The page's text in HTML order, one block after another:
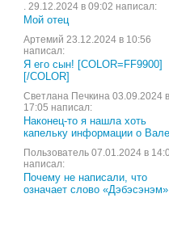
. 29.12.2024 в 09:02 написал:
Мой отец
Артемий 23.12.2024 в 10:56
написал:
Я его сын! [COLOR=FF9900]
[/COLOR]
Светлана Печкина 03.09.2024 в
17:05 написал:
Наконец-то я нашла хоть
капельку информации о
Пользователь 07.01.2024 в
написал:
Почему не написали, что
означает слово